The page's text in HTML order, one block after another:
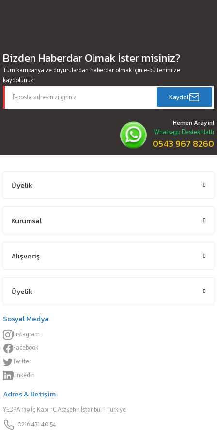
Bizden Haberdar Olmak İster misiniz?
Tüm kampanya ve duyurulardan haberdar olmak için e-bültenimize
kaydolunuz.
Kaydol
Hemen Arayın!
Whatsapp Destek Hattı
0543 967 8260
Üyelik
Kurumsal
Alışveriş
Üyelik
Sosyal Medya
Instagram
Facebook
Twitter
Linkedin
Adres & İletişim
YEDPA 139 İç Kapı: 1C Ataşehir İstanbul - Türkiye
0216 471 40 54